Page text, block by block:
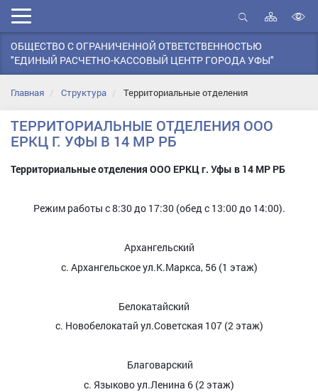
Мобильное
меню
Открыть
поиск
Карта
сайта
ОБЩЕСТВО С ОГРАНИЧЕННОЙ ОТВЕТСТВЕННОСТЬЮ
"ЕДИНЫЙ РАСЧЕТНО-КАССОВЫЙ ЦЕНТР ГОРОДА УФЫ"
Главная Структура Территориальные отделения
ТЕРРИТОРИАЛЬНЫЕ ОТДЕЛЕНИЯ ООО
ЕРКЦ Г. УФЫ В 14 МР РБ
Территориальные отделения ООО ЕРКЦ г. Уфы в 14 МР РБ
Режим работы с 8:30 до 17:30 (обед с 13:00 до 14:00).
Архангельский
с. Архангельское ул.К.Маркса, 56 (1 этаж)
Белокатайский
с. Новобелокатай ул.Советская 107 (2 этаж)
Благоварский
с. Языково ул.Ленина 6 (2 этаж)